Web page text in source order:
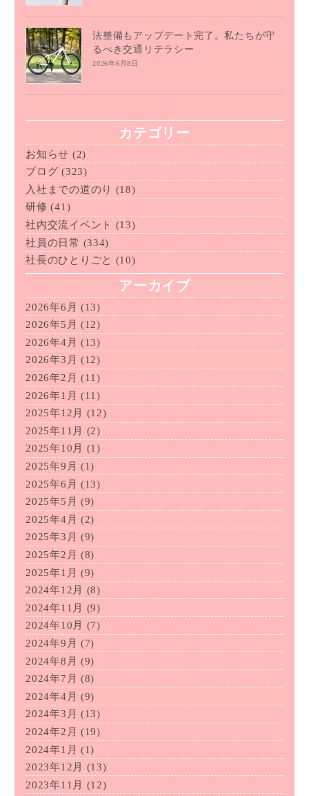
法整備もアップデート完了。私たちが守
るべき交通リテラシー
2026年6月8日
カテゴリー
お知らせ (2)
ブログ (323)
入社までの道のり (18)
研修 (41)
社内交流イベント (13)
社員の日常 (334)
社長のひとりごと (10)
アーカイブ
2026年6月 (13)
2026年5月 (12)
2026年4月 (13)
2026年3月 (12)
2026年2月 (11)
2026年1月 (11)
2025年12月
(12)
2025年11月
(2)
2025年10月
(1)
2025年9月 (1)
2025年6月 (13)
2025年5月 (9)
2025年4月 (2)
2025年3月 (9)
2025年2月 (8)
2025年1月 (9)
2024年12月
(8)
2024年11月
(9)
2024年10月
(7)
2024年9月 (7)
2024年8月 (9)
2024年7月 (8)
2024年4月 (9)
2024年3月 (13)
2024年2月 (19)
2024年1月 (1)
2023年12月
(13)
2023年11月
(12)